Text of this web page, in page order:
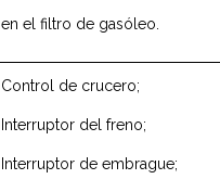
en el filtro de gasóleo.
Control de crucero;
Interruptor del freno;
Interruptor de embrague;